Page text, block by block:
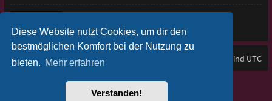
Diese Website nutzt Cookies, um dir den
bestmöglichen Komfort bei der Nutzung zu
bieten. Mehr erfahren
Verstanden!
Foren-Übersicht Alle Zeiten sind UTC
Purplexion style byIan Bradley
Powered byphpBB® Forum Software © phpBB Limited